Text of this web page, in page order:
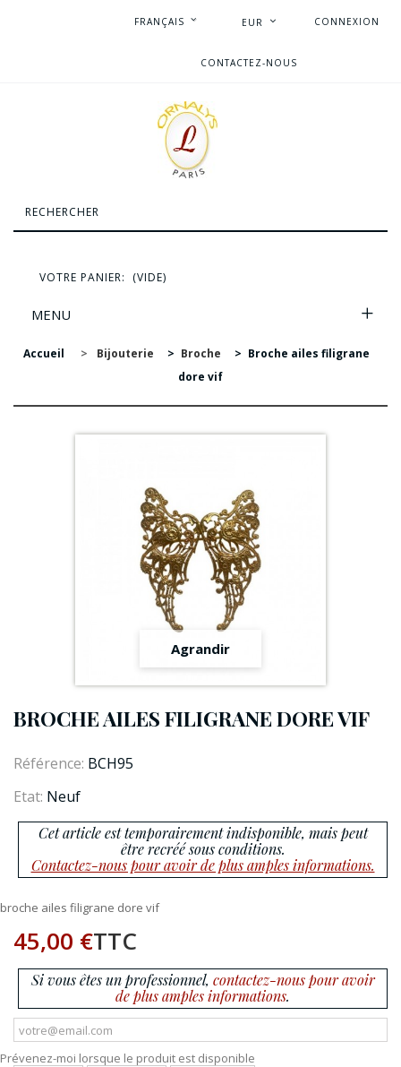
CONNEXION
EUR
FRANÇAIS
CONTACTEZ-NOUS
VOTRE PANIER: (VIDE)
MENU
Accueil > Bijouterie > Broche > Broche ailes filigrane
dore vif
Agrandir
BROCHE AILES FILIGRANE DORE VIF
Référence: BCH95
Etat: Neuf
Cet article est temporairement indisponible, mais peut
être recréé sous conditions.
Contactez-nous pour avoir de plus amples informations.
broche ailes filigrane dore vif
45,00 €TTC
Si vous êtes un professionnel, contactez-nous pour avoir
de plus amples informations.
Prévenez-moi lorsque le produit est disponible